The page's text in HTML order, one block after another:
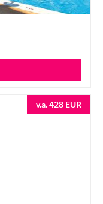
v.a. 428 EUR